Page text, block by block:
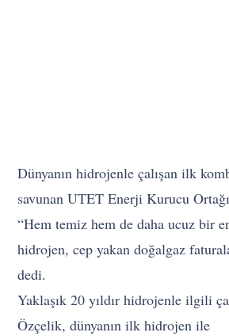
Dünyanın hidrojenle çalışan ilk
savunan UTET Enerji Kurucu
“Hem temiz hem de daha ucuz bir
hidrojen, cep yakan doğalgaz
dedi.
Yaklaşık 20 yıldır hidrojenle ilgili
Özçelik, dünyanın ilk hidrojen ile